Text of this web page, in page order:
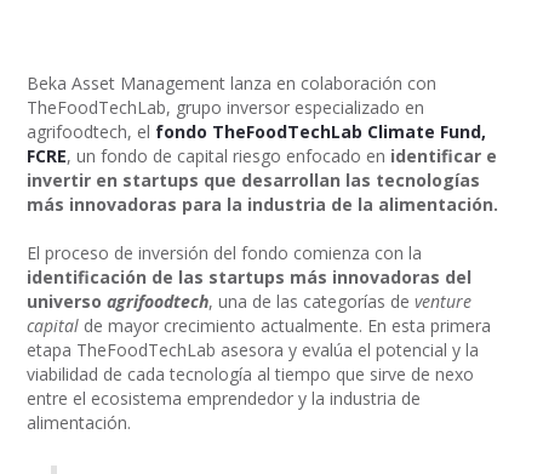
Beka Asset Management lanza en colaboración con
TheFoodTechLab, grupo inversor especializado en
agrifoodtech, el fondo TheFoodTechLab Climate Fund,
FCRE, un fondo de capital riesgo enfocado en identificar e
invertir en startups que desarrollan las tecnologías
más innovadoras para la industria de la alimentación.
El proceso de inversión del fondo comienza con la
identificación de las startups más innovadoras del
universoagrifoodtech, una de las categorías deventure
capital de mayor crecimiento actualmente. En esta primera
etapa TheFoodTechLab asesora y evalúa el potencial y la
viabilidad de cada tecnología al tiempo que sirve de nexo
entre el ecosistema emprendedor y la industria de
alimentación.